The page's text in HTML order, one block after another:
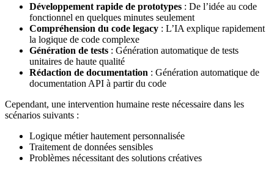
Développement rapide de prototypes : De l’idée au code
fonctionnel en quelques minutes seulement
Compréhension du code legacy : L’IA explique rapidement
la logique de code complexe
Génération de tests : Génération automatique de tests
unitaires de haute qualité
Rédaction de documentation : Génération automatique de
documentation API à partir du code
Cependant, une intervention humaine reste nécessaire dans les
scénarios suivants :
Logique métier hautement personnalisée
Traitement de données sensibles
Problèmes nécessitant des solutions créatives